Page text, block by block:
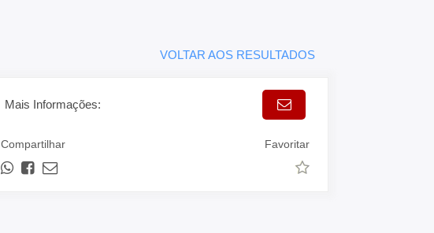
VOLTAR AOS RESULTADOS
Mais Informações:
Compartilhar Favoritar